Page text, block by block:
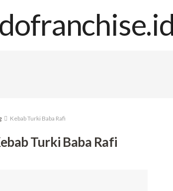
Kebab Turki Baba Rafi
Turki Baba Rafi